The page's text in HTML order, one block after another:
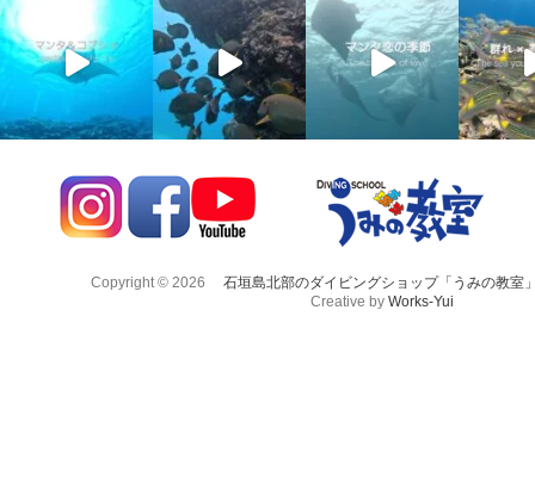
Copyright © 2026
石垣島北部のダイビングショップ「うみの教室
Creative by Works-Yui